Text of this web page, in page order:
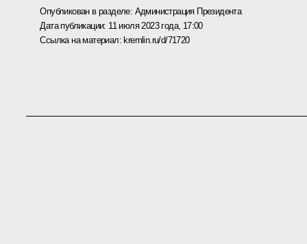
Опубликован в разделе: Администрация Президента
Дата публикации: 11 июля 2023 года, 17:00
Ссылка на материал: kremlin.ru/d/71720